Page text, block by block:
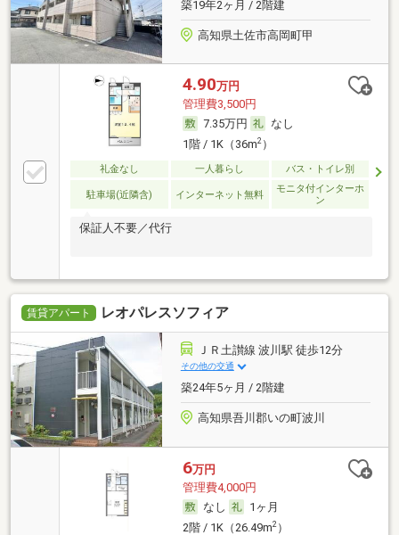
築19年2ヶ月 / 2階建
高知県土佐市高岡町甲
4.90万円
管理費3,500円
7.35万円
なし
1階 / 1K（36m2）
礼金なし 一人暮らし バス・トイレ別
駐車場(近隣含) インターネット無料
モニタ付インターホ
ン
保証人不要／代行
賃貸アパート レオパレスソフィア
ＪＲ土讃線 波川駅 徒歩12分
その他の交通
築24年5ヶ月 / 2階建
高知県吾川郡いの町波川
6万円
管理費4,000円
なし
1ヶ月
2階 / 1K（26.49m2）